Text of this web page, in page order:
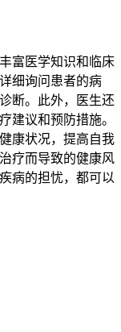
富医学知识和临床
细询问患者的病
断。此外，医生还
建议和预防措施。
康状况，提高自我
疗而导致的健康风
病的担忧，都可以